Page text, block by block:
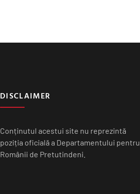
DISCLAIMER
Conținutul acestui site nu reprezintă
poziția oficială a Departamentului pentru
Românii de Pretutindeni.